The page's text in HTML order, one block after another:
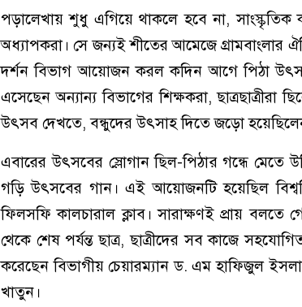
পড়ালেখায় শুধু এগিয়ে থাকলে হবে না, সাংস্কৃতিক
অধ্যাপকরা। সে জন্যই শীতের আমেজে গ্রামবাংলার
দর্শন বিভাগ আয়োজন করল কদিন আগে পিঠা
এসেছেন অন্যান্য বিভাগের শিক্ষকরা, ছাত্রছাত্রীরা
উৎসব দেখতে, বন্ধুদের উৎসাহ দিতে জড়ো
এবারের উৎসবের স্লোগান ছিল-পিঠার গন্ধে মেতে
গড়ি উৎসবের গান। এই আয়োজনটি হয়েছিল
ফিলসফি কালচারাল ক্লাব। সারাক্ষণই প্রায়
থেকে শেষ পর্যন্ত ছাত্র, ছাত্রীদের সব কাজে
করেছেন বিভাগীয় চেয়ারম্যান ড. এম হাফিজুল
খাতুন।